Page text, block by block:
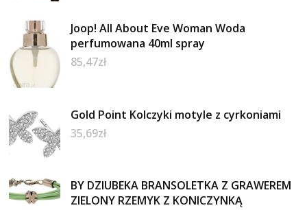
Joop! All About Eve Woman Woda
perfumowana 40ml spray
85,47zł
Gold Point Kolczyki motyle z cyrkoniami
35,69zł
BY DZIUBEKA BRANSOLETKA Z GRAWEREM
ZIELONY RZEMYK Z KONICZYNKĄ